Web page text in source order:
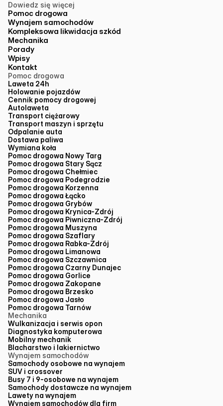
Dowiedz się więcej
Pomoc drogowa
Wynajem samochodów
Kompleksowa likwidacja szkód
Mechanika
Porady
Wpisy
Kontakt
Pomoc drogowa
Laweta 24h
Holowanie pojazdów
Cennik pomocy drogowej
Autolaweta
Transport ciężarowy
Transport maszyn i sprzętu
Odpalanie auta
Dostawa paliwa
Wymiana koła
Pomoc drogowa Nowy Targ
Pomoc drogowa Stary Sącz
Pomoc drogowa Chełmiec
Pomoc drogowa Podegrodzie
Pomoc drogowa Korzenna
Pomoc drogowa Łącko
Pomoc drogowa Grybów
Pomoc drogowa Krynica-Zdrój
Pomoc drogowa Piwniczna-Zdrój
Pomoc drogowa Muszyna
Pomoc drogowa Szaflary
Pomoc drogowa Rabka-Zdrój
Pomoc drogowa Limanowa
Pomoc drogowa Szczawnica
Pomoc drogowa Czarny Dunajec
Pomoc drogowa Gorlice
Pomoc drogowa Zakopane
Pomoc drogowa Brzesko
Pomoc drogowa Jasło
Pomoc drogowa Tarnów
Mechanika
Wulkanizacja i serwis opon
Diagnostyka komputerowa
Mobilny mechanik
Blacharstwo i lakiernictwo
Wynajem samochodów
Samochody osobowe na wynajem
SUV i crossover
Busy 7 i 9-osobowe na wynajem
Samochody dostawcze na wynajem
Lawety na wynajem
Wynajem samochodów dla firm